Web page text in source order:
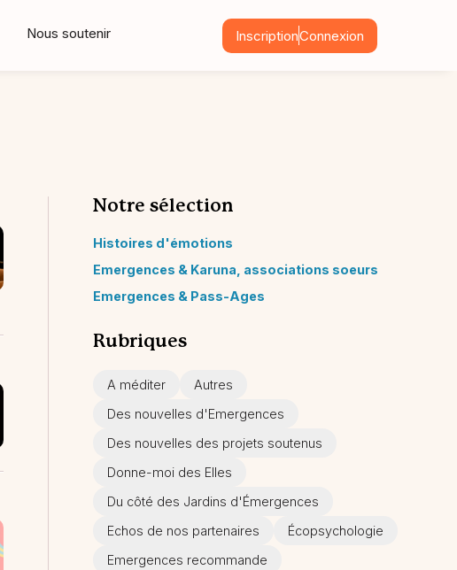
Nous soutenir InscriptionConnexion
Notre sélection
Histoires d'émotions
Emergences & Karuna, associations soeurs
Emergences & Pass-Ages
Rubriques
A méditer
Autres
Des nouvelles d'Emergences
Des nouvelles des projets soutenus
Donne-moi des Elles
Du côté des Jardins d'Émergences
Echos de nos partenaires
Écopsychologie
Emergences recommande